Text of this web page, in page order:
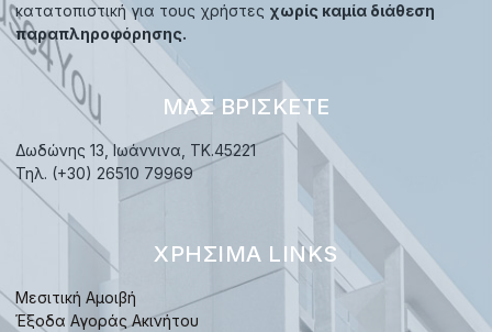
κατατοπιστική για τους χρήστες χωρίς καμία διάθεση
παραπληροφόρησης.
ΜΑΣ ΒΡΊΣΚΕΤΕ
Δωδώνης 13, Ιωάννινα, TK.45221
Τηλ. (+30) 26510 79969
ΧΡΉΣΙΜΑ LINKS
Μεσιτική Αμοιβή
Έξοδα Αγοράς Ακινήτου